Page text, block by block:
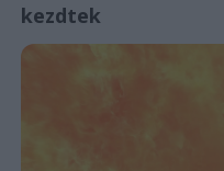
kezdtek